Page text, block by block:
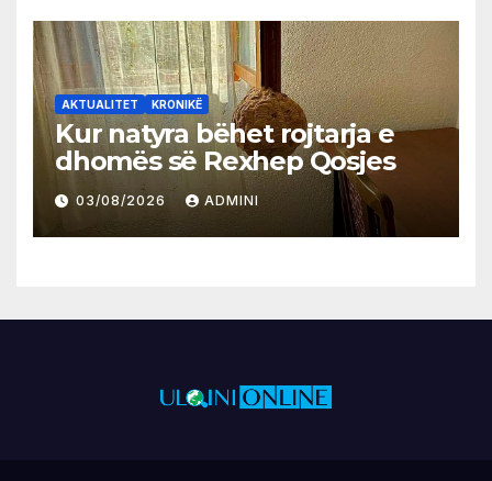
AKTUALITET KRONIKË
Kur natyra bëhet rojtarja e
dhomës së Rexhep Qosjes
03/08/2026 ADMINI